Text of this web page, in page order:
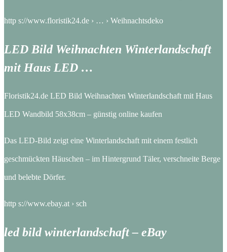
http s://www.floristik24.de › … › Weihnachtsdeko
LED Bild Weihnachten Winterlandschaft
mit Haus LED …
Floristik24.de LED Bild Weihnachten Winterlandschaft mit Haus
LED Wandbild 58x38cm – günstig online kaufen
Das LED-Bild zeigt eine Winterlandschaft mit einem festlich
geschmückten Häuschen – im Hintergrund Täler, verschneite Berge
und belebte Dörfer.
http s://www.ebay.at › sch
led bild winterlandschaft – eBay